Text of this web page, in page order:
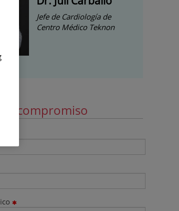
Jefe de Cardiología de
Centro Médico Teknon
compromiso